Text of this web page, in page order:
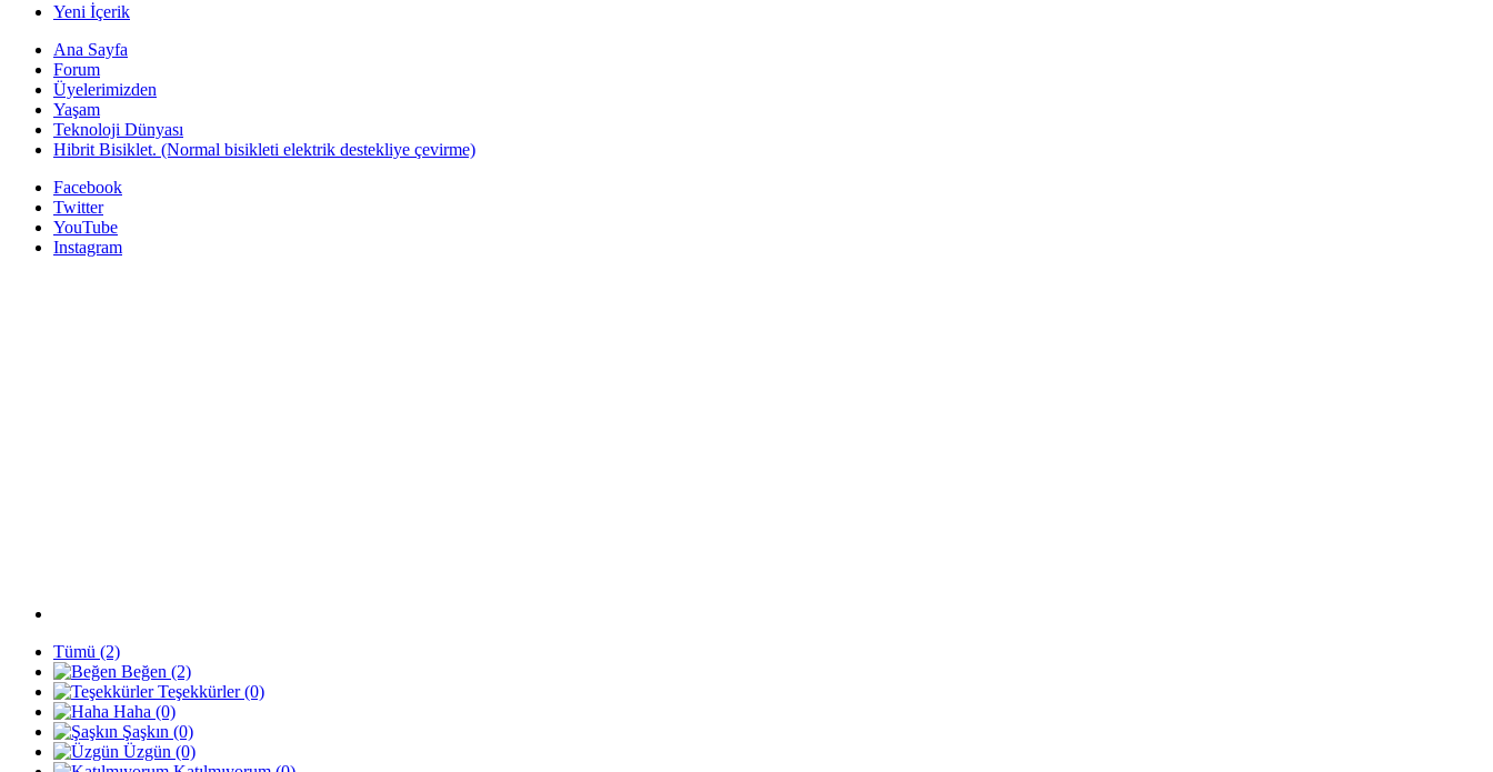
Yeni İçerik
Ana Sayfa
Forum
Üyelerimizden
Yaşam
Teknoloji Dünyası
Hibrit Bisiklet. (Normal bisikleti elektrik destekliye çevirme)
Facebook
Twitter
YouTube
Instagram
Tümü (2)
Beğen (2)
Teşekkürler(0)
Haha (0)
Şaşkın (0)
Üzgün (0)